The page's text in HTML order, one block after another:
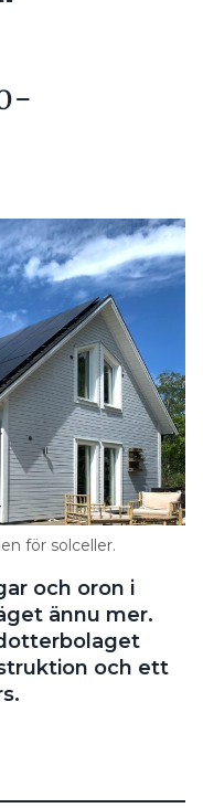
för solceller.
och oron i
ännu mer.
och ett